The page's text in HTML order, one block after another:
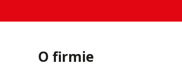
O firmie